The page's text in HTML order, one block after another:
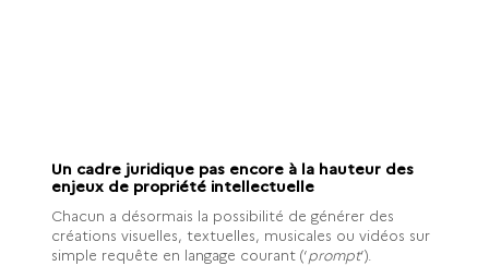
Un cadre juridique pas encore à la hauteur des
enjeux de propriété intellectuelle
Chacun a désormais la possibilité de générer des
créations visuelles, textuelles, musicales ou vidéos sur
simple requête en langage courant (‘prompt’).